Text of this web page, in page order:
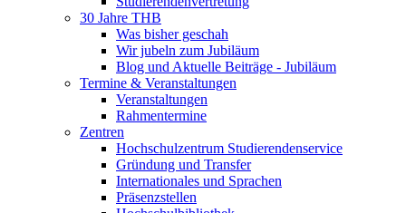
30 Jahre THB
Was bisher geschah
Wir jubeln zum Jubiläum
Blog und Aktuelle Beiträge - Jubiläum
Termine & Veranstaltungen
Veranstaltungen
Rahmentermine
Zentren
Hochschulzentrum Studierendenservice
Gründung und Transfer
Internationales und Sprachen
Präsenzstellen